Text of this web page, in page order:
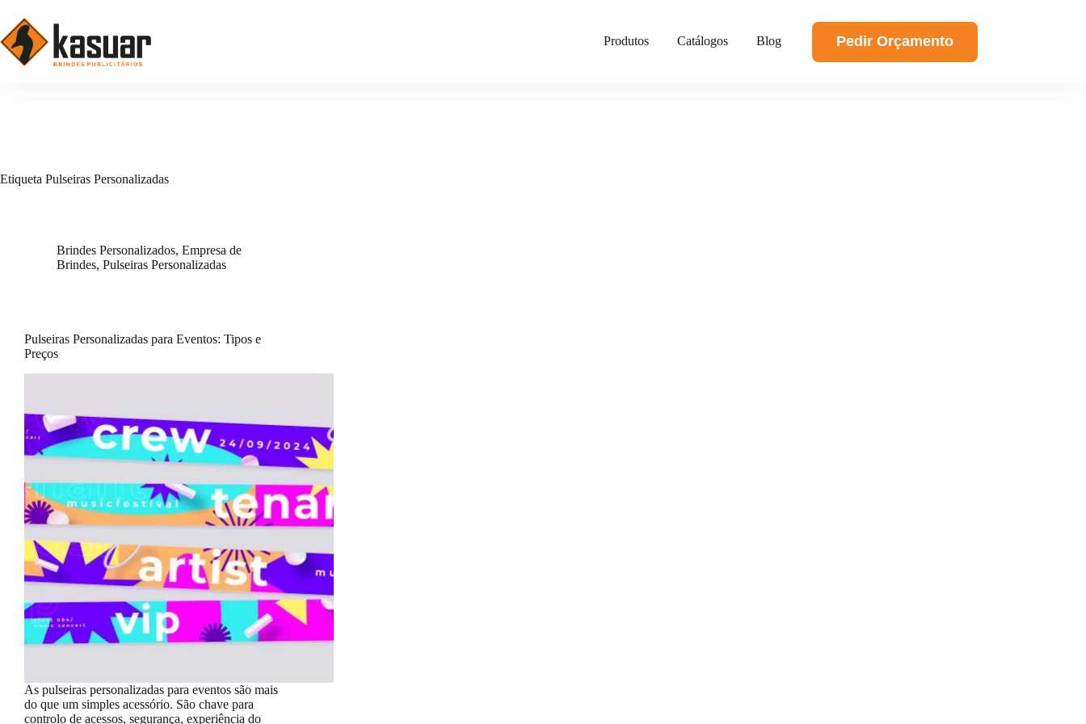
para
o
conteúdo
Produtos Catálogos Blog Pedir Orçamento
Etiqueta Pulseiras Personalizadas
Brindes Personalizados, Empresa de
Brindes, Pulseiras Personalizadas
Pulseiras Personalizadas para Eventos: Tipos e
Preços
As pulseiras personalizadas para eventos são mais
do que um simples acessório. São chave para
controlo de acessos, segurança, experiência do